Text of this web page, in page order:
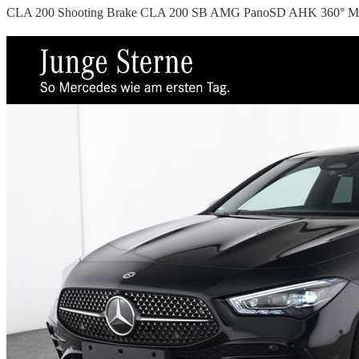
CLA 200 Shooting Brake CLA 200 SB AMG PanoSD AHK 360°